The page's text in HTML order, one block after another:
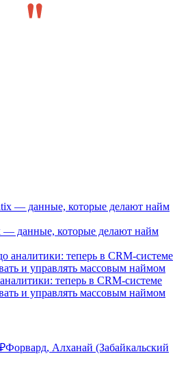
— данные, которые делают найм
теперь в CRM-системе
и управлять массовым наймом
₽Форвард, Алханай (Забайкальский